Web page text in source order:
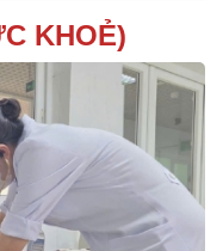
KHOẺ)